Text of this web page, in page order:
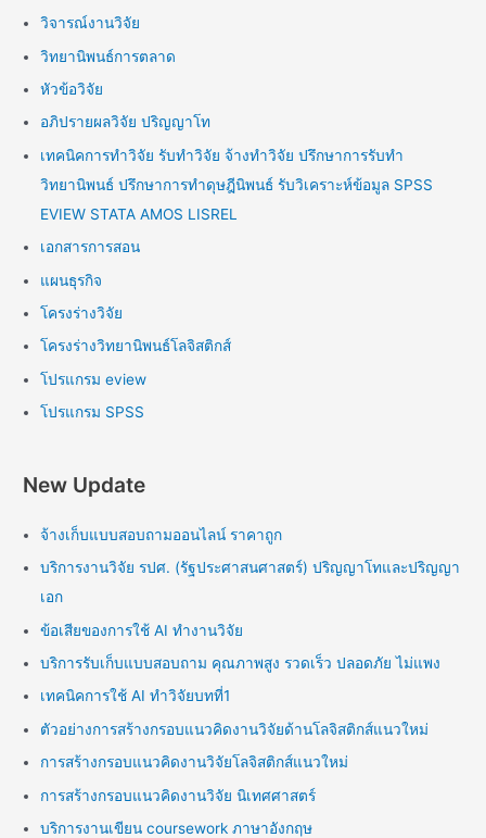
วิจารณ์งานวิจัย
วิทยานิพนธ์การตลาด
หัวข้อวิจัย
อภิปรายผลวิจัย ปริญญาโท
เทคนิคการทำวิจัย รับทำวิจัย จ้างทำวิจัย ปรึกษาการรับทำ
วิทยานิพนธ์ ปรึกษาการทำดุษฎีนิพนธ์ รับวิเคราะห์ข้อมูล SPSS
EVIEW STATA AMOS LISREL
เอกสารการสอน
แผนธุรกิจ
โครงร่างวิจัย
โครงร่างวิทยานิพนธ์โลจิสติกส์
โปรแกรม eview
โปรแกรม SPSS
New Update
จ้างเก็บแบบสอบถามออนไลน์ ราคาถูก
บริการงานวิจัย รปศ. (รัฐประศาสนศาสตร์) ปริญญาโทและปริญญา
เอก
ข้อเสียของการใช้ AI ทำงานวิจัย
บริการรับเก็บแบบสอบถาม คุณภาพสูง รวดเร็ว ปลอดภัย ไม่แพง
เทคนิคการใช้ AI ทำวิจัยบทที่1
ตัวอย่างการสร้างกรอบแนวคิดงานวิจัยด้านโลจิสติกส์แนวใหม่
การสร้างกรอบแนวคิดงานวิจัยโลจิสติกส์แนวใหม่
การสร้างกรอบแนวคิดงานวิจัย นิเทศศาสตร์
บริการงานเขียน coursework ภาษาอังกฤษ